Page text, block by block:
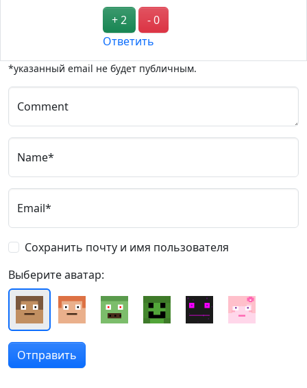
+ 2
- 0
Ответить
*указанный email не будет публичным.
Comment
Name*
Email*
Сохранить почту и имя пользователя
Выберите аватар: